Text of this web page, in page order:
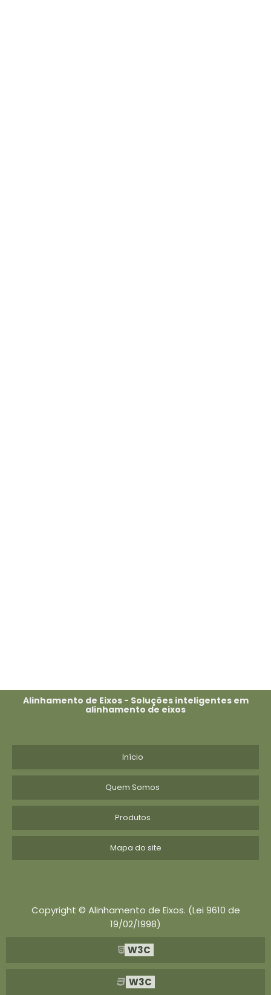
Alinhamento de Eixos - Soluções inteligentes em
alinhamento de eixos
Início
Quem Somos
Produtos
Mapa do site
Copyright © Alinhamento de Eixos. (Lei 9610 de
19/02/1998)
W3C
W3C